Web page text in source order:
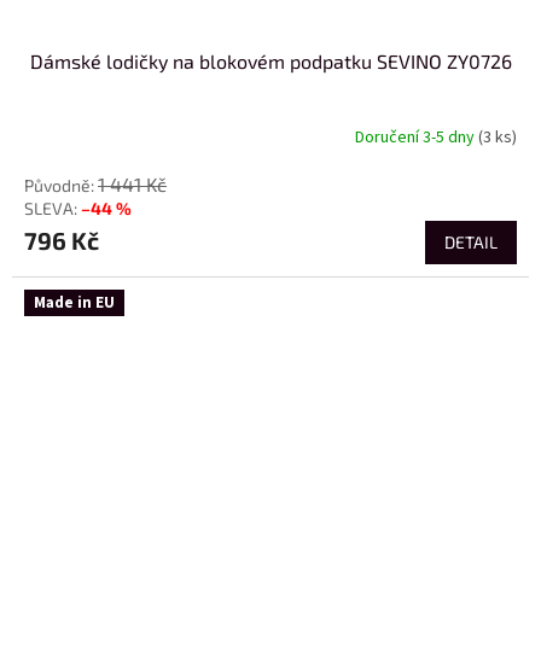
Dámské lodičky na blokovém podpatku SEVINO ZY0726
Doručení 3-5 dny(3 ks)
1 441 Kč
–44 %
796 Kč DETAIL
Made in EU